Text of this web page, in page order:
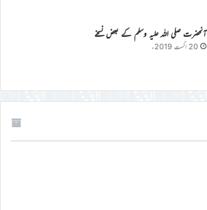
آنحضرت صلی اللہ علیہ وسلم کے بعض نسخے
20 اگست 2019ء